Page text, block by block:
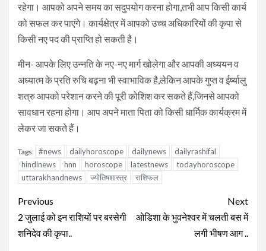
रहेगा। आपको अपने समय का सदुपयोग करना होगा,तभी आप किसी कार्य
को सफल कर पाएंगे। कार्यक्षेत्र में आपको उच्च अधिकारियों की कृपा से
किसी नए पद की प्राप्ति हो सकती है।
मीन- आपके लिए उन्नति के नए-नए मार्ग खोलेगा और आपकी अध्ययन व
अध्यात्म के प्रति रुचि बढ़ना भी स्वाभाविक है,लेकिन आपके गुप्त व ईर्ष्यालु
शत्रु आपको परेशान करने की पूरी कोशिश कर सकते हैं,जिनसे आपको
सावधान रहना होगा। आप अपने माता पिता को किसी धार्मिक कार्यक्रम में
लेकर जा सकते हैं।
Tags: #news dailyhoroscope dailynews
dailyrashifal
hindinews
hnn horoscope latestnews
todayhoroscope
uttarakhandnews
ज्योतिषशास्त्र राशिफल
Continue
Reading
Previous
2 जुलाई को इन राशियों पर बरसेगी
शनिदेव की कृपा..
Next
ओडिशा के भुवनेश्वर में चलती बस में
लगी भीषण आग ..